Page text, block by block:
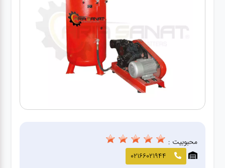
دیاگ
صافکاری
و نقاشی
محبوبیت :
02166021944